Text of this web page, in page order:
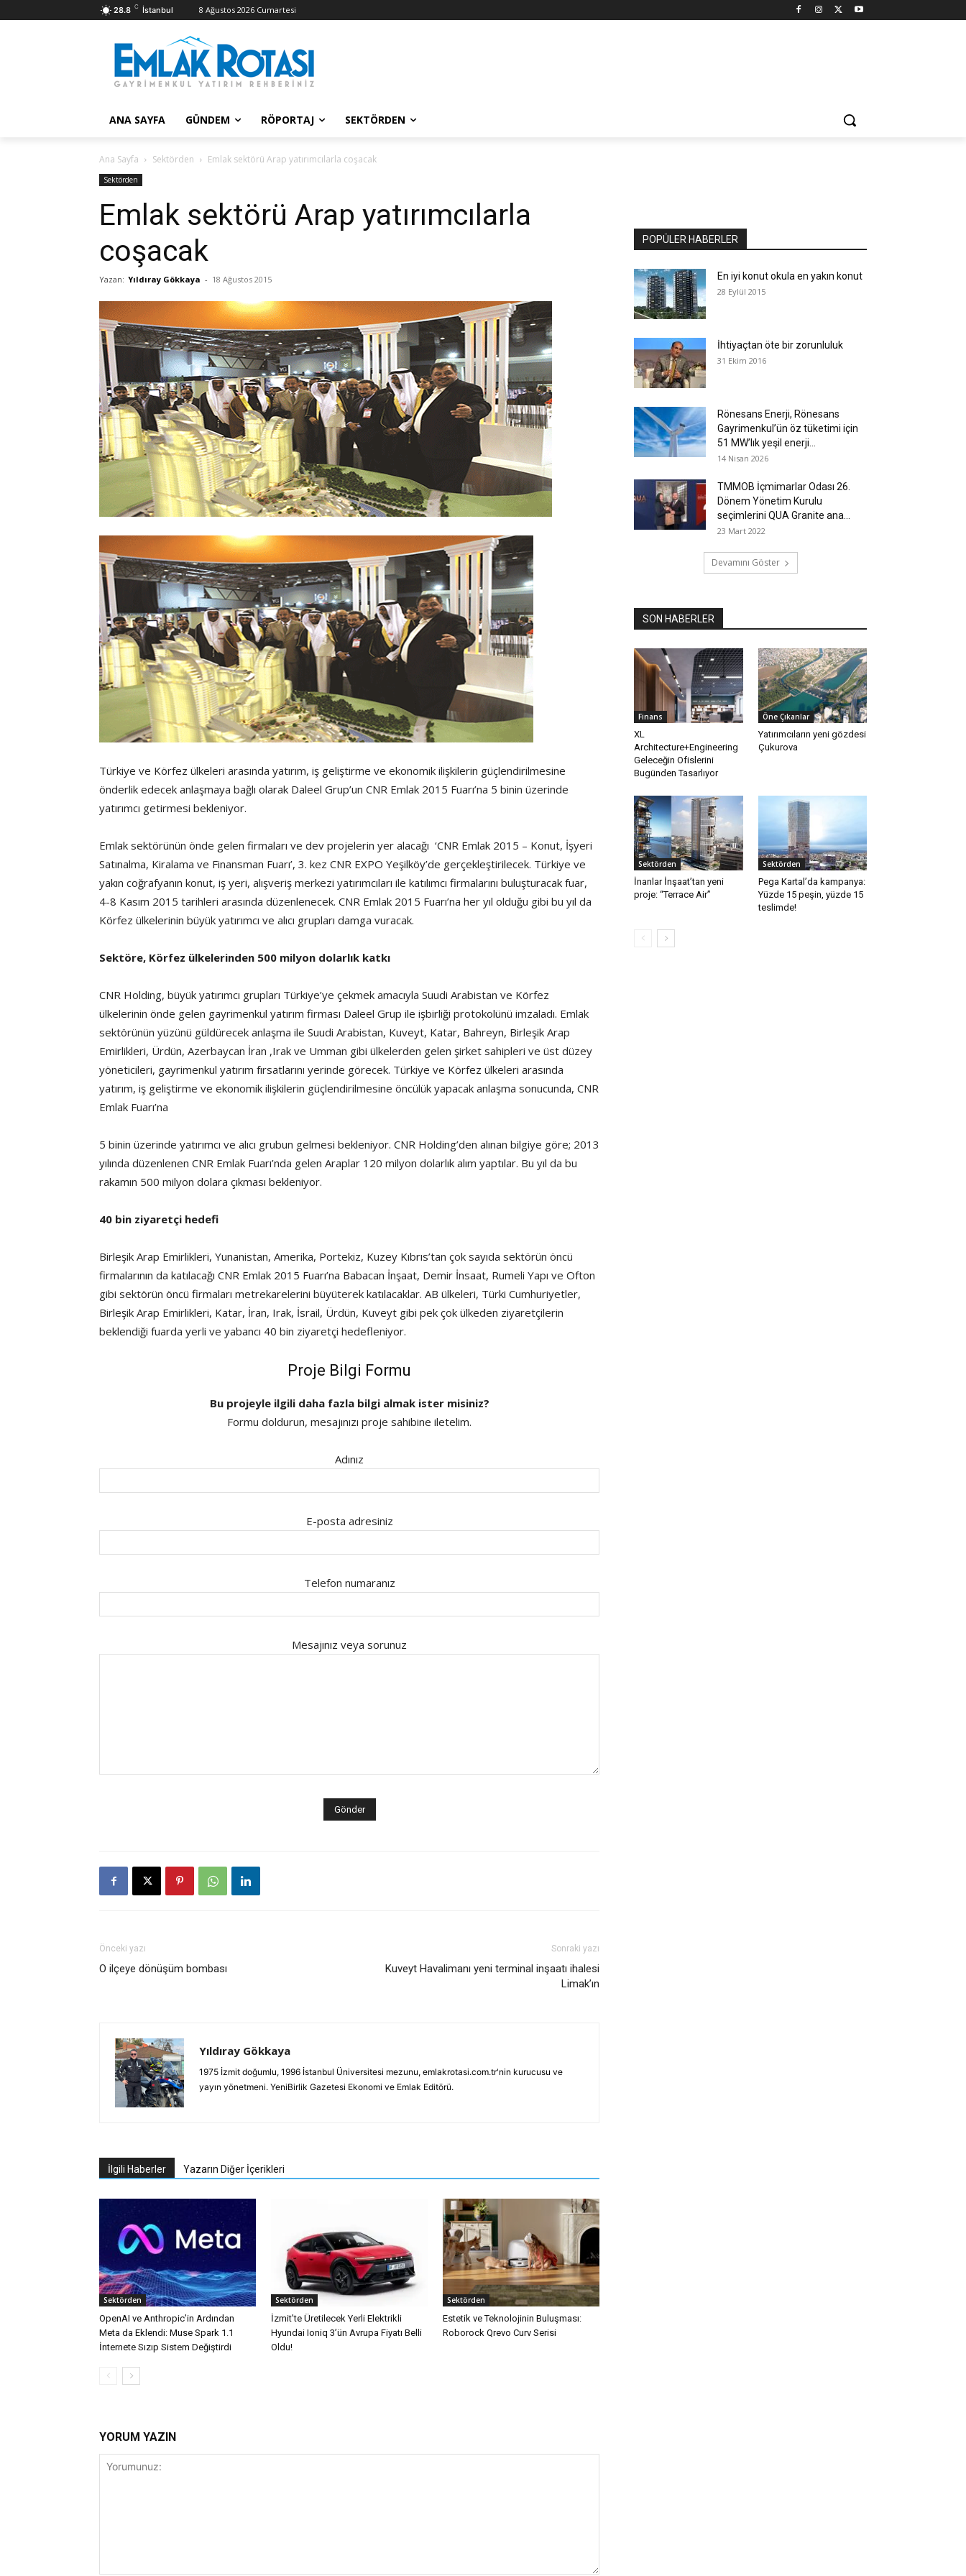
28.8 C İstanbul 8 Ağustos 2026 Cumartesi
ANA SAYFA GÜNDEM RÖPORTAJ SEKTÖRDEN
Ana Sayfa Sektörden Emlak sektörü Arap yatırımcılarla coşacak
Sektörden
Emlak sektörü Arap yatırımcılarla
coşacak
Yazan: Yıldıray Gökkaya - 18 Ağustos 2015
Türkiye ve Körfez ülkeleri arasında yatırım, iş geliştirme ve ekonomik ilişkilerin güçlendirilmesine
önderlik edecek anlaşmaya bağlı olarak Daleel Grup’un CNR Emlak 2015 Fuarı’na 5 binin üzerinde
yatırımcı getirmesi bekleniyor.
Emlak sektörünün önde gelen firmaları ve dev projelerin yer alacağı ‘CNR Emlak 2015 – Konut, İşyeri
Satınalma, Kiralama ve Finansman Fuarı’, 3. kez CNR EXPO Yeşilköy’de gerçekleştirilecek. Türkiye ve
yakın coğrafyanın konut, iş yeri, alışveriş merkezi yatırımcıları ile katılımcı firmalarını buluşturacak fuar,
4-8 Kasım 2015 tarihleri arasında düzenlenecek. CNR Emlak 2015 Fuarı’na her yıl olduğu gibi bu yıl da
Körfez ülkelerinin büyük yatırımcı ve alıcı grupları damga vuracak.
Sektöre, Körfez ülkelerinden 500 milyon dolarlık katkı
CNR Holding, büyük yatırımcı grupları Türkiye’ye çekmek amacıyla Suudi Arabistan ve Körfez
ülkelerinin önde gelen gayrimenkul yatırım firması Daleel Grup ile işbirliği protokolünü imzaladı. Emlak
sektörünün yüzünü güldürecek anlaşma ile Suudi Arabistan, Kuveyt, Katar, Bahreyn, Birleşik Arap
Emirlikleri, Ürdün, Azerbaycan İran ,Irak ve Umman gibi ülkelerden gelen şirket sahipleri ve üst düzey
yöneticileri, gayrimenkul yatırım fırsatlarını yerinde görecek. Türkiye ve Körfez ülkeleri arasında
yatırım, iş geliştirme ve ekonomik ilişkilerin güçlendirilmesine öncülük yapacak anlaşma sonucunda, CNR
Emlak Fuarı’na
5 binin üzerinde yatırımcı ve alıcı grubun gelmesi bekleniyor. CNR Holding’den alınan bilgiye göre; 2013
yılında düzenlenen CNR Emlak Fuarı’nda gelen Araplar 120 milyon dolarlık alım yaptılar. Bu yıl da bu
rakamın 500 milyon dolara çıkması bekleniyor.
40 bin ziyaretçi hedefi
Birleşik Arap Emirlikleri, Yunanistan, Amerika, Portekiz, Kuzey Kıbrıs’tan çok sayıda sektörün öncü
firmalarının da katılacağı CNR Emlak 2015 Fuarı’na Babacan İnşaat, Demir İnsaat, Rumeli Yapı ve Ofton
gibi sektörün öncü firmaları metrekarelerini büyüterek katılacaklar. AB ülkeleri, Türki Cumhuriyetler,
Birleşik Arap Emirlikleri, Katar, İran, Irak, İsrail, Ürdün, Kuveyt gibi pek çok ülkeden ziyaretçilerin
beklendiği fuarda yerli ve yabancı 40 bin ziyaretçi hedefleniyor.
Proje Bilgi Formu
Bu projeyle ilgili daha fazla bilgi almak ister misiniz?
Formu doldurun, mesajınızı proje sahibine iletelim.
Adınız
E-posta adresiniz
Telefon numaranız
Mesajınız veya sorunuz
Önceki yazı
O ilçeye dönüşüm bombası
Sonraki yazı
Kuveyt Havalimanı yeni terminal inşaatı ihalesi
Limak’ın
Yıldıray Gökkaya
1975 İzmit doğumlu, 1996 İstanbul Üniversitesi mezunu, emlakrotasi.com.tr'nin kurucusu ve
yayın yönetmeni. YeniBirlik Gazetesi Ekonomi ve Emlak Editörü.
İlgili Haberler Yazarın Diğer İçerikleri
Sektörden
OpenAI ve Anthropic’in Ardından
Meta da Eklendi: Muse Spark 1.1
İnternete Sızıp Sistem Değiştirdi
Sektörden
İzmit’te Üretilecek Yerli Elektrikli
Hyundai Ioniq 3’ün Avrupa Fiyatı Belli
Oldu!
Sektörden
Estetik ve Teknolojinin Buluşması:
Roborock Qrevo Curv Serisi
YORUM YAZIN
POPÜLER HABERLER
En iyi konut okula en yakın konut
28 Eylül 2015
İhtiyaçtan öte bir zorunluluk
31 Ekim 2016
Rönesans Enerji, Rönesans
Gayrimenkul’ün öz tüketimi için
51 MW’lık yeşil enerji...
14 Nisan 2026
TMMOB İçmimarlar Odası 26.
Dönem Yönetim Kurulu
seçimlerini QUA Granite ana...
23 Mart 2022
Devamını Göster
SON HABERLER
Finans
XL
Architecture+Engineering
Geleceğin Ofislerini
Bugünden Tasarlıyor
Öne Çıkanlar
Yatırımcıların yeni gözdesi
Çukurova
Sektörden
İnanlar İnşaat’tan yeni
proje: “Terrace Air”
Sektörden
Pega Kartal’da kampanya:
Yüzde 15 peşin, yüzde 15
teslimde!